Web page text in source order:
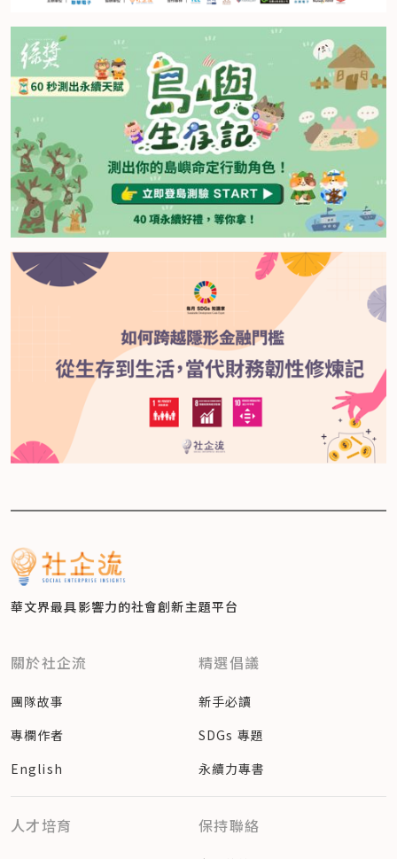
華文界最具影響力的社會創新主題平台
關於社企流
團隊故事
專欄作者
English
精選倡議
新手必讀
SDGs 專題
永續力專書
人才培育 保持聯絡